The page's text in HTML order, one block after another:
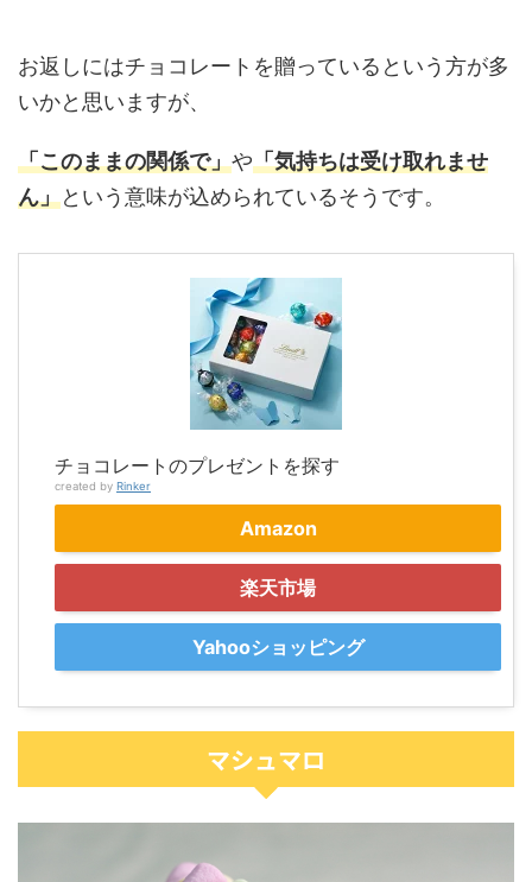
お返しにはチョコレートを贈っているという方が多
いかと思いますが、
「このままの関係で」や「気持ちは受け取れませ
ん」という意味が込められているそうです。
チョコレートのプレゼントを探す
created by Rinker
Amazon
楽天市場
Yahooショッピング
マシュマロ